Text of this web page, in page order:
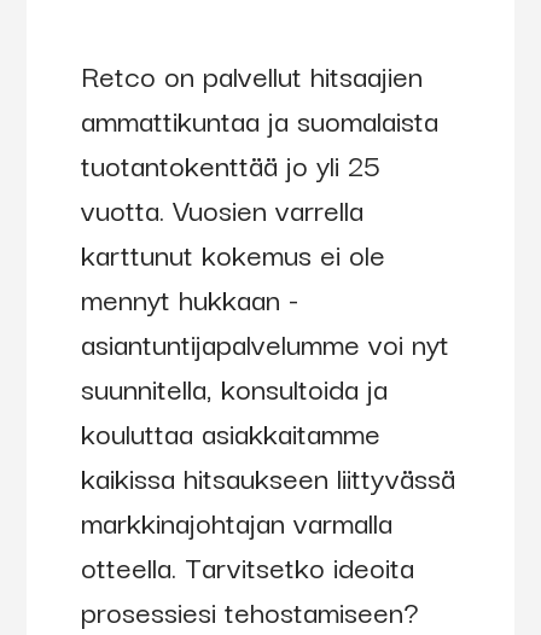
Retco on palvellut hitsaajien
ammattikuntaa ja suomalaista
tuotantokenttää jo yli 25
vuotta. Vuosien varrella
karttunut kokemus ei ole
mennyt hukkaan -
asiantuntijapalvelumme voi nyt
suunnitella, konsultoida ja
kouluttaa asiakkaitamme
kaikissa hitsaukseen liittyvässä
markkinajohtajan varmalla
otteella. Tarvitsetko ideoita
prosessiesi tehostamiseen?